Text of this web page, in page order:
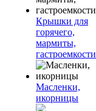
Крышки для
горячего,
мармиты,
гастроемкости
Масленки,
икорницы